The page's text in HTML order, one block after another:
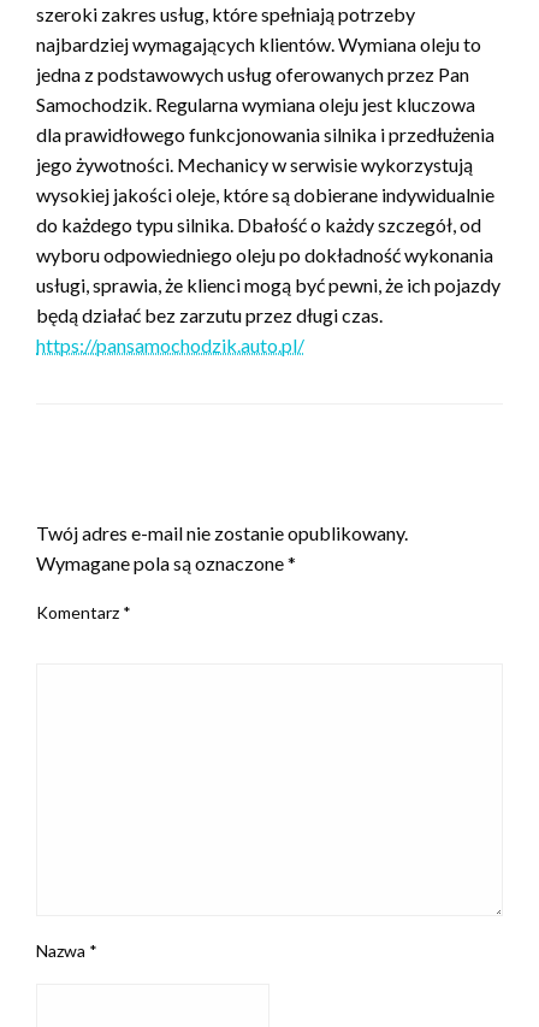
szeroki zakres usług, które spełniają potrzeby
najbardziej wymagających klientów. Wymiana oleju to
jedna z podstawowych usług oferowanych przez Pan
Samochodzik. Regularna wymiana oleju jest kluczowa
dla prawidłowego funkcjonowania silnika i przedłużenia
jego żywotności. Mechanicy w serwisie wykorzystują
wysokiej jakości oleje, które są dobierane indywidualnie
do każdego typu silnika. Dbałość o każdy szczegół, od
wyboru odpowiedniego oleju po dokładność wykonania
usługi, sprawia, że klienci mogą być pewni, że ich pojazdy
będą działać bez zarzutu przez długi czas.
https://pansamochodzik.auto.pl/
Twój adres e-mail nie zostanie opublikowany.
Wymagane pola są oznaczone*
Komentarz *
Nazwa *